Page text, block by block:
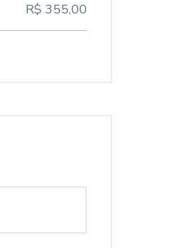
R$ 355,00